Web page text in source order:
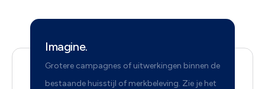
Imagine.
Grotere campagnes of uitwerkingen binnen de
bestaande huisstijl of merkbeleving. Zie je het